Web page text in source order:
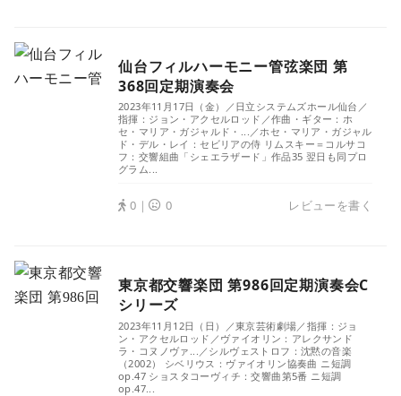
仙台フィルハーモニー管弦楽団 第
368回定期演奏会
2023年11月17日（金）／日立システムズホール仙台／
指揮：ジョン・アクセルロッド／作曲・ギター：ホ
セ・マリア・ガジャルド・...／ホセ・マリア・ガジャル
ド・デル・レイ：セビリアの侍 リムスキー＝コルサコ
フ：交響組曲「シェエラザード」作品35 翌日も同プロ
グラム...
0｜ 0 レビューを書く
東京都交響楽団 第986回定期演奏会C
シリーズ
2023年11月12日（日）／東京芸術劇場／指揮：ジョ
ン・アクセルロッド／ヴァイオリン：アレクサンド
ラ・コヌノヴァ...／シルヴェストロフ：沈黙の音楽
（2002） シベリウス：ヴァイオリン協奏曲 ニ短調
op.47 ショスタコーヴィチ：交響曲第5番 ニ短調
op.47...